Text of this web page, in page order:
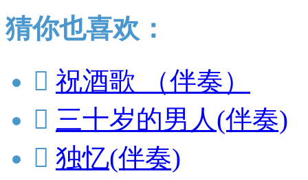
猜你也喜欢：
 祝酒歌 （伴奏）
 三十岁的男人(伴奏)
 独忆(伴奏)